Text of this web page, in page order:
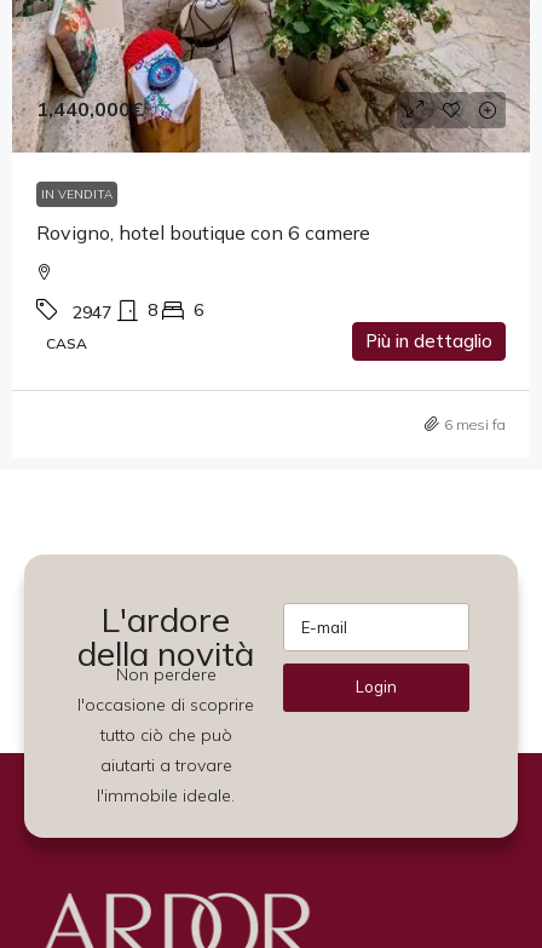
1,440,000€
IN VENDITA
Rovigno, hotel boutique con 6 camere
2947 8 6
CASA Più in dettaglio
6 mesi fa
L'ardore
della novità
Non perdere
l'occasione di scoprire
tutto ciò che può
aiutarti a trovare
l'immobile ideale.
Login